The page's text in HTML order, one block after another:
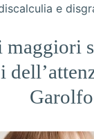
e
maggiori
Garolfo